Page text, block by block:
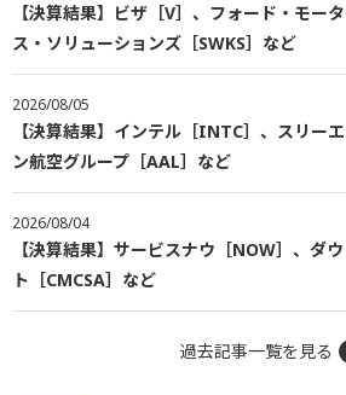
【決算結果】ビザ［V］、フォード・モー
ス・ソリューションズ［SWKS］など
2026/08/05
【決算結果】インテル［INTC］、スリー
ン航空グループ［AAL］など
2026/08/04
【決算結果】サービスナウ［NOW］、ダ
ト［CMCSA］など
過去記事一覧を見る